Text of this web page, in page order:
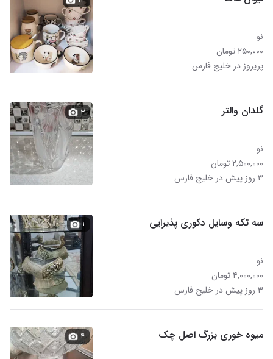
نو
۲۵۰,۰۰۰ تومان
پریروز در خلیج فارس
گلدان والتر
نو
۲,۵۰۰,۰۰۰ تومان
۳ روز پیش در خلیج فارس
۳
سه تکه وسایل دکوری پذیرایی
نو
۴,۰۰۰,۰۰۰ تومان
۳ روز پیش در خلیج فارس
۱
میوه خوری بزرگ اصل چک ۴